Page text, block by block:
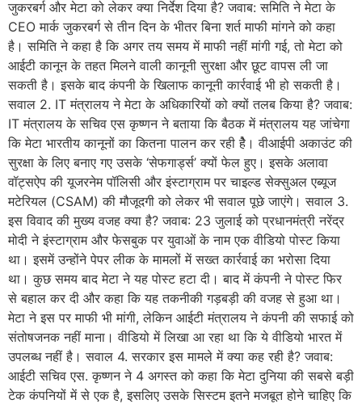
जुकरबर्ग और मेटा को लेकर क्या निर्देश दिया है? जवाब: समिति ने मेटा के
CEO मार्क जुकरबर्ग से तीन दिन के भीतर बिना शर्त माफी मांगने को कहा
है। समिति ने कहा है कि अगर तय समय में माफी नहीं मांगी गई, तो मेटा को
आईटी कानून के तहत मिलने वाली कानूनी सुरक्षा और छूट वापस ली जा
सकती है। इसके बाद कंपनी के खिलाफ कानूनी कार्रवाई भी हो सकती है।
सवाल 2. IT मंत्रालय ने मेटा के अधिकारियों को क्यों तलब किया है? जवाब:
IT मंत्रालय के सचिव एस कृष्णन ने बताया कि बैठक में मंत्रालय यह जांचेगा
कि मेटा भारतीय कानूनों का कितना पालन कर रही हैे। वीआईपी अकाउंट की
सुरक्षा के लिए बनाए गए उसके ‘सेफगार्ड्स’ क्यों फेल हुए। इसके अलावा
वॉट्सऐप की यूजरनेम पॉलिसी और इंस्टाग्राम पर चाइल्ड सेक्सुअल एब्यूज
मटेरियल (CSAM) की मौजूदगी को लेकर भी सवाल पूछे जाएंगे। सवाल 3.
इस विवाद की मुख्य वजह क्या है? जवाब: 23 जुलाई को प्रधानमंत्री नरेंद्र
मोदी ने इंस्टाग्राम और फेसबुक पर युवाओं के नाम एक वीडियो पोस्ट किया
था। इसमें उन्होंने पेपर लीक के मामलों में सख्त कार्रवाई का भरोसा दिया
था। कुछ समय बाद मेटा ने यह पोस्ट हटा दी। बाद में कंपनी ने पोस्ट फिर
से बहाल कर दी और कहा कि यह तकनीकी गड़बड़ी की वजह से हुआ था।
मेटा ने इस पर माफी भी मांगी, लेकिन आईटी मंत्रालय ने कंपनी की सफाई को
संतोषजनक नहीं माना। वीडियो में लिखा आ रहा था कि ये वीडियो भारत में
उपलब्ध नहीं है। सवाल 4. सरकार इस मामले में क्या कह रही है? जवाब:
आईटी सचिव एस. कृष्णन ने 4 अगस्त को कहा कि मेटा दुनिया की सबसे बड़ी
टेक कंपनियों में से एक है, इसलिए उसके सिस्टम इतने मजबूत होने चाहिए कि